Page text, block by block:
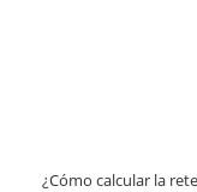
¿Cómo calcular la